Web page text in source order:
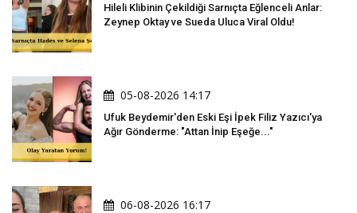
Hileli Klibinin Çekildiği Sarnıçta Eğlenceli Anlar:
Zeynep Oktay ve Sueda Uluca Viral Oldu!
05-08-2026 14:17
Ufuk Beydemir'den Eski Eşi İpek Filiz Yazıcı'ya
Ağır Gönderme: "Attan İnip Eşeğe..."
06-08-2026 16:17